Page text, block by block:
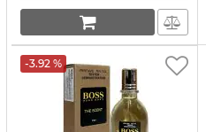
-3.92 %